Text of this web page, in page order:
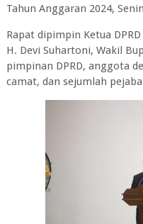
Tahun Anggaran 2024,
Rapat dipimpin Ketua
H. Devi Suhartoni, Wakil
pimpinan DPRD, anggota
camat, dan sejumlah